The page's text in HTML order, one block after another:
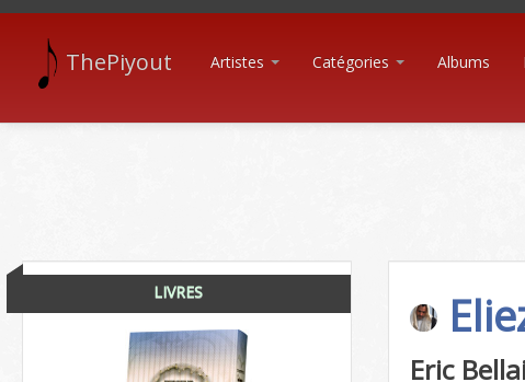
ThePiyout Artistes Catégories Albums
LIVRES
Eric